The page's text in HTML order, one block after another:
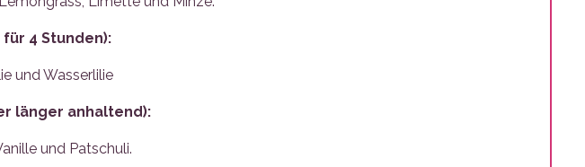
4 Stunden):
und Wasserlilie
länger anhaltend):
und Patschuli.